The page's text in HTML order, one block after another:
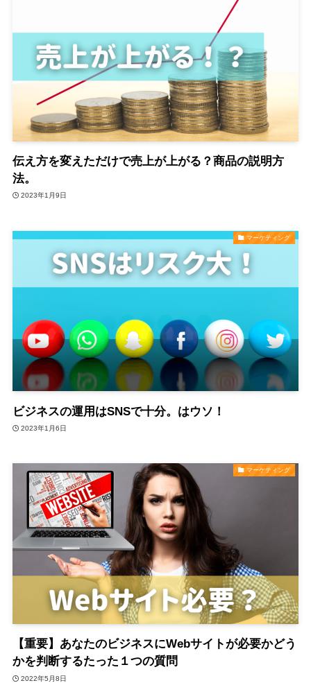
伝え方を変えただけで売上が上がる？商品の説明方
法。
2023年1月9日
マーケティング
ビジネスの運用はSNSで十分。はウソ！
2023年1月6日
マーケティング
【重要】あなたのビジネスにWebサイトが必要かどう
かを判断するたった１つの質問
2022年5月8日